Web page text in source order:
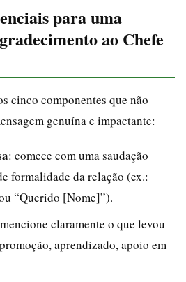
para uma
ao Chefe
cinco componentes que não
genuína e impactante:
: comece com uma saudação
formalidade da relação (ex.:
“Querido [Nome]”).
claramente o que levou
aprendizado, apoio em